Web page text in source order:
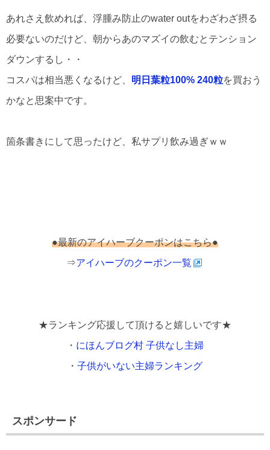
あれさえ飲めれば、浮腫み防止のwater outをわざわざ摂る
必要ないのだけど、朝からあのマズイの飲むとテンション
ダウンするし・・
コスパは相当悪くなるけど、 明日葉粒100% 240粒を買おう
かなと思案中です。
箇条書きにして思ったけど、私サプリ飲み過ぎｗｗ
●最新のアイハーブクーポンはこちら●
⇒アイハーブのクーポン一覧
★ランキング応援して頂けると嬉しいです★
・ にほんブログ村 子供なし主婦
・ 子供がいない主婦ランキング
スポンサード